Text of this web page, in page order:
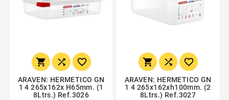
  
ARAVEN: HERMETICO GN
1 4 265x162x H65mm. (1
8Ltrs.) Ref.3026
  
ARAVEN: HERMETICO GN
1 4 265x162xh100mm. (2
8Ltrs.) Ref.3027